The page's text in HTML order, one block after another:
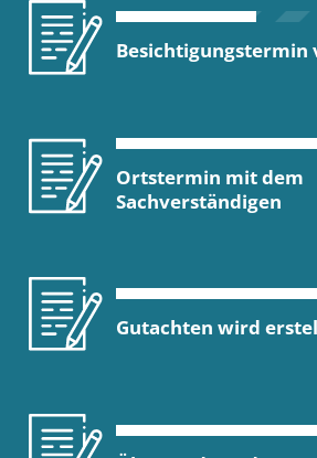
Besichtigungstermin
Ortstermin mit dem
Sachverständigen
Gutachten wird